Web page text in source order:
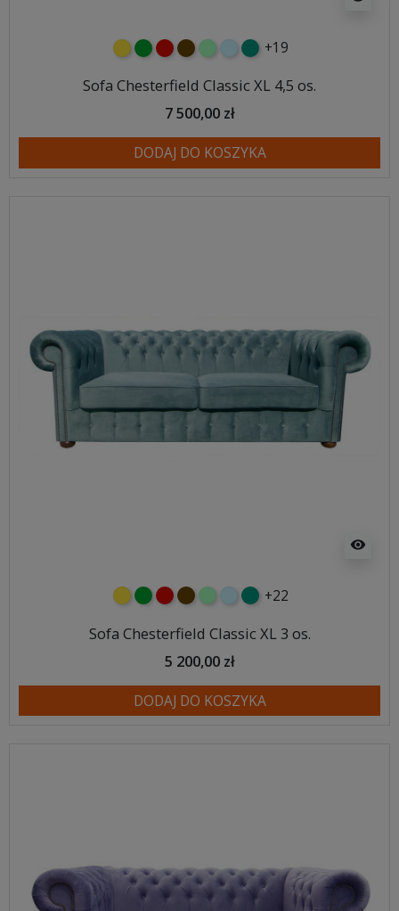
żółtyzielonyczerwony
czekoladowy
miętowybłękitny
turkusowy
+19
Sofa Chesterfield Classic XL 4,5 os.
7 500,00 zł
DODAJ DO KOSZYKA
visibility
żółtyzielonyczerwony
czekoladowy
miętowybłękitny
turkusowy
+22
Sofa Chesterfield Classic XL 3 os.
5 200,00 zł
DODAJ DO KOSZYKA